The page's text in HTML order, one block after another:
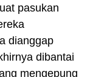
pasukan
dianggap
dibantai
mengepung